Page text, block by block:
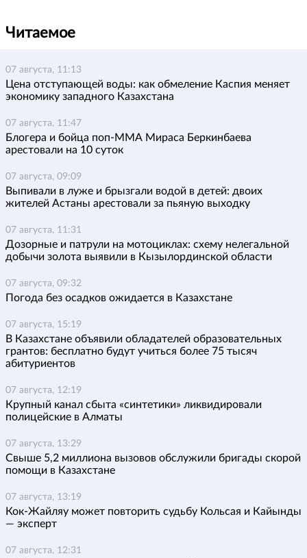
Читаемое
07 августа, 11:13
Цена отступающей воды: как обмеление Каспия меняет
экономику западного Казахстана
07 августа, 11:47
Блогера и бойца поп-ММА Мираса Беркинбаева
арестовали на 10 суток
07 августа, 09:09
Выпивали в луже и брызгали водой в детей: двоих
жителей Астаны арестовали за пьяную выходку
07 августа, 11:31
Дозорные и патрули на мотоциклах: схему нелегальной
добычи золота выявили в Кызылординской области
07 августа, 09:32
Погода без осадков ожидается в Казахстане
07 августа, 15:19
В Казахстане объявили обладателей образовательных
грантов: бесплатно будут учиться более 75 тысяч
абитуриентов
07 августа, 12:19
Крупный канал сбыта «синтетики» ликвидировали
полицейские в Алматы
07 августа, 13:29
Свыше 5,2 миллиона вызовов обслужили бригады скорой
помощи в Казахстане
07 августа, 13:19
Кок-Жайляу может повторить судьбу Кольсая и Кайынды
— эксперт
07 августа, 12:31